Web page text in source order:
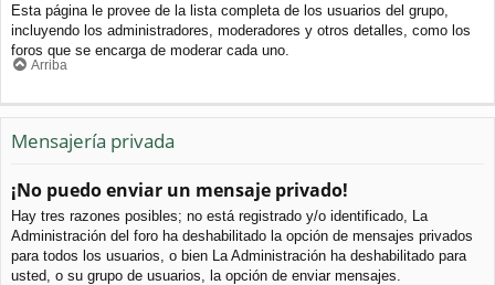
Esta página le provee de la lista completa de los usuarios del grupo,
incluyendo los administradores, moderadores y otros detalles, como los
foros que se encarga de moderar cada uno.
Arriba
Mensajería privada
¡No puedo enviar un mensaje privado!
Hay tres razones posibles; no está registrado y/o identificado, La
Administración del foro ha deshabilitado la opción de mensajes privados
para todos los usuarios, o bien La Administración ha deshabilitado para
usted, o su grupo de usuarios, la opción de enviar mensajes.